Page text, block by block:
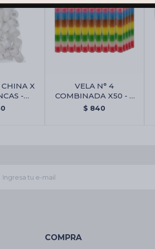
X
-
X 100
VELA N° 4
COMBINADA X50 - 7
Lineas
$ 840
COMPRA